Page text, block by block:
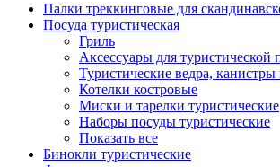
Палки треккинговые для
Посуда туристическая
Гриль
Аксессуары для туристической
Туристические ведра,
Котелки костровые
Миски и тарелки туристические
Наборы посуды туристические
Показать все
Бинокли туристические